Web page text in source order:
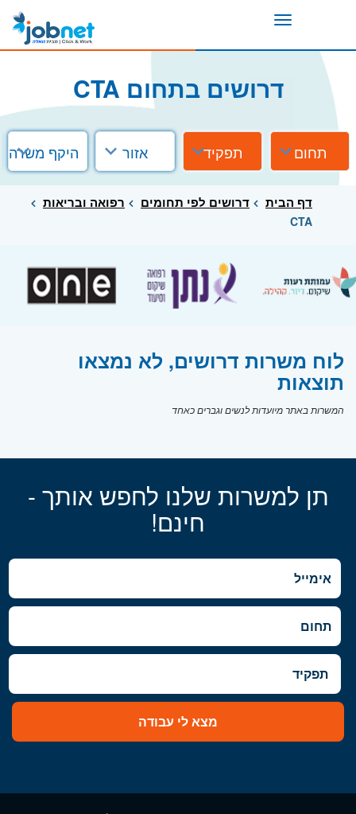
Toggle
דרושים בתחום CTA
תחום תפקיד אזור היקף משרה
דף הבית דרושים לפי תחומים רפואה ובריאות
CTA
לוח משרות דרושים, לא נמצאו
תוצאות
המשרות באתר מיועדות לנשים וגברים כאחד
תן למשרות שלנו לחפש אותך -
חינם!
מצא לי עבודה